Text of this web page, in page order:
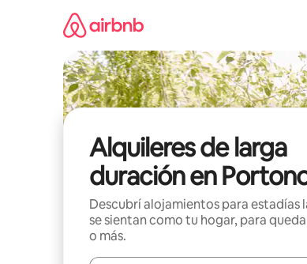
Alquileres de larga
duración en
Descubrí alojamientos para estadías
se sientan como tu hogar, para
o más.